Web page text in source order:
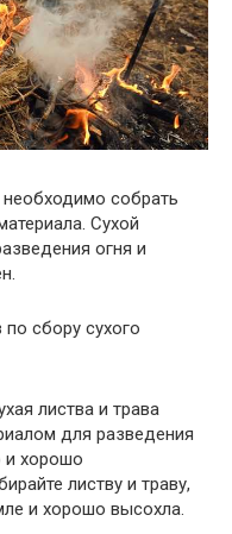
необходимо собрать
Сухой
огня и
сбору сухого
листва и трава
для разведения
и хорошо
листву и траву,
и хорошо высохла.